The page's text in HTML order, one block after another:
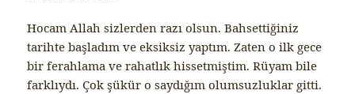
Hocam Allah sizlerden razı olsun. Bahsettiğiniz
tarihte başladım ve eksiksiz yaptım. Zaten o ilk gece
bir ferahlama ve rahatlık hissetmiştim. Rüyam bile
farklıydı. Çok şükür o saydığım olumsuzluklar gitti.